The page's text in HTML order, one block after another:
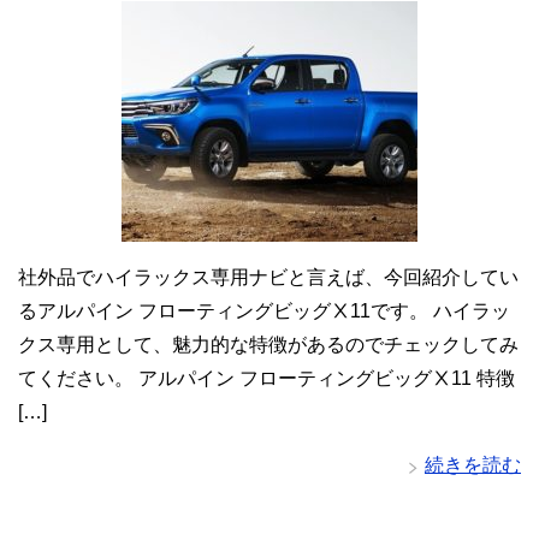
社外品でハイラックス専用ナビと言えば、今回紹介してい
るアルパイン フローティングビッグⅩ11です。 ハイラッ
クス専用として、魅力的な特徴があるのでチェックしてみ
てください。 アルパイン フローティングビッグⅩ11 特徴
[…]
続きを読む